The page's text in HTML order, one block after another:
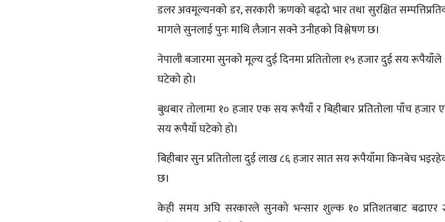
डलर अवमूल्यनको डर, सरकारी ऋणको बढ्दो भार तथा सुरक्षित
मागले सुनलाई पुनः माथि लैजान सक्ने उनीहको विश्लेषण छ।
नेपाली बजारमा सुनको मूल्य दुई दिनमा प्रतितोला १५ हजार दुई सय रूपैयाँले
घटेको हो।
बुधबार तोलामा १० हजार एक सय रूपैयाँ र बिहीबार प्रतितोला पाँच हजार
सय रूपैयाँ घटेको हो।
बिहीबार सुन प्रतितोला दुई लाख ८६ हजार सात सय रूपैयाँमा किनबेच
छ।
केही समय अघि सरकारले सुनको भन्सार शुल्क १० प्रतिशतबाट बढाएर